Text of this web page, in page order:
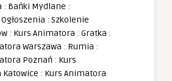
: Bańki Mydlane :
: Szkolenie
: Kurs Animatora : Gratka :
Warszawa : Rumia :
Poznań : Kurs
: Kurs Animatora